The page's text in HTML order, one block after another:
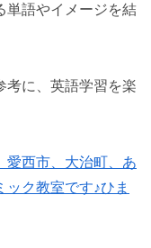
単語やイメージを結
考に、英語学習を楽
愛西市、大治町、あ
ク教室です♪ひま